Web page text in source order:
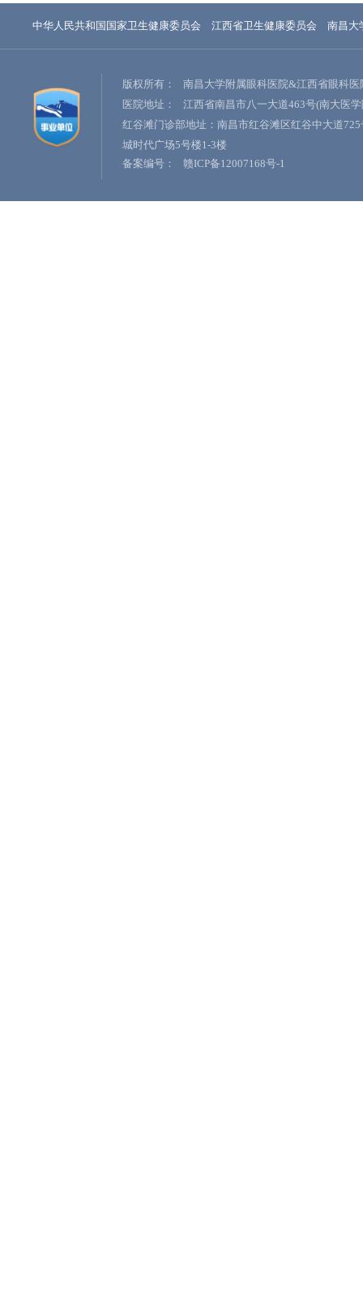
中华人民共和国国家卫生健康委员会 江西省卫生健康委员会 南昌大
版权所有：
南昌大学附属眼科医院&江西省眼科医
医院地址：
江西省南昌市八一大道463号(南大医
红谷滩门诊部地址：南昌市红谷滩区红谷中大道725
城时代广场5号楼1-3楼
备案编号：
赣ICP备12007168号-1